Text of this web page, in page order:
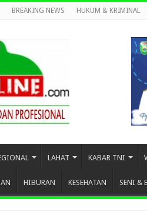
BREAKING NEWS HUKUM & KRIMINAL
LAHAT KABAR TNI
HIBURAN KESEHATAN SENI &